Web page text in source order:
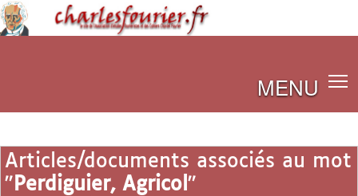
MENU
Articles/documents associés au mot
" Perdiguier, Agricol "